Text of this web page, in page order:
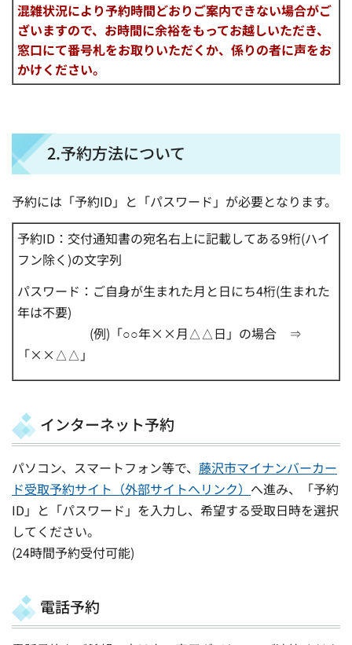
混雑状況により予約時間どおりご案内できない場合がご
ざいますので、お時間に余裕をもってお越しいただき、
窓口にて番号札をお取りいただくか、係りの者に声をお
かけください。
2.予約方法について
予約には「予約ID」と「パスワード」が必要となります。
予約ID：交付通知書の宛名右上に記載してある9桁(ハイ
フン除く)の文字列
パスワード：ご自身が生まれた月と日にち4桁(生まれた
年は不要)
(例)「○○年××月△△日」の場合 ⇒
「××△△」
インターネット予約
パソコン、スマートフォン等で、 藤沢市マイナンバーカー
ド受取予約サイト（外部サイトへリンク） へ進み、「予約
ID」と「パスワード」を入力し、希望する受取日時を選択
してください。
(24時間予約受付可能)
電話予約